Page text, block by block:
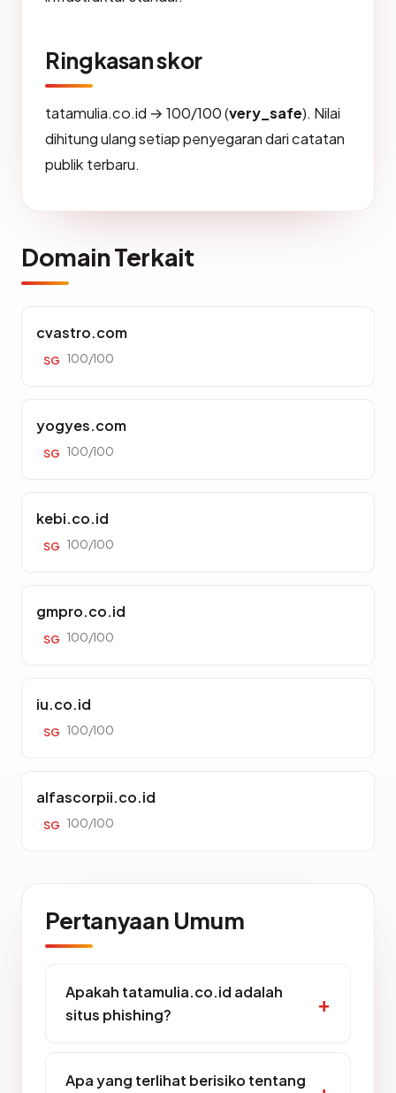
Ringkasan skor
tatamulia.co.id → 100/100 (very_safe). Nilai
dihitung ulang setiap penyegaran dari catatan
publik terbaru.
Domain Terkait
cvastro.com
SG 100/100
yogyes.com
SG 100/100
kebi.co.id
SG 100/100
gmpro.co.id
SG 100/100
iu.co.id
SG 100/100
alfascorpii.co.id
SG 100/100
Pertanyaan Umum
Apakah tatamulia.co.id adalah
situs phishing?
Apa yang terlihat berisiko tentang